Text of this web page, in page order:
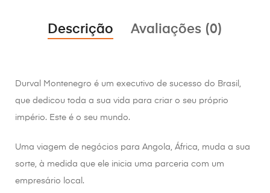
Descrição Avaliações (0)
Durval Montenegro é um executivo de sucesso do Brasil,
que dedicou toda a sua vida para criar o seu próprio
império. Este é o seu mundo.
Uma viagem de negócios para Angola, África, muda a sua
sorte, à medida que ele inicia uma parceria com um
empresário local.